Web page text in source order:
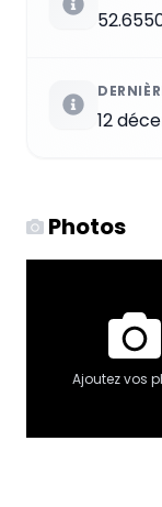
12
Photos
Ajoutez vos